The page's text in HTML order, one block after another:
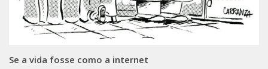
Se a vida fosse como a internet